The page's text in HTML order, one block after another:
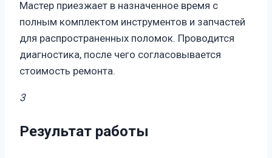
Мастер приезжает в назначенное время с
полным комплектом инструментов и запчастей
для распространенных поломок. Проводится
диагностика, после чего согласовывается
стоимость ремонта.
3
Результат работы